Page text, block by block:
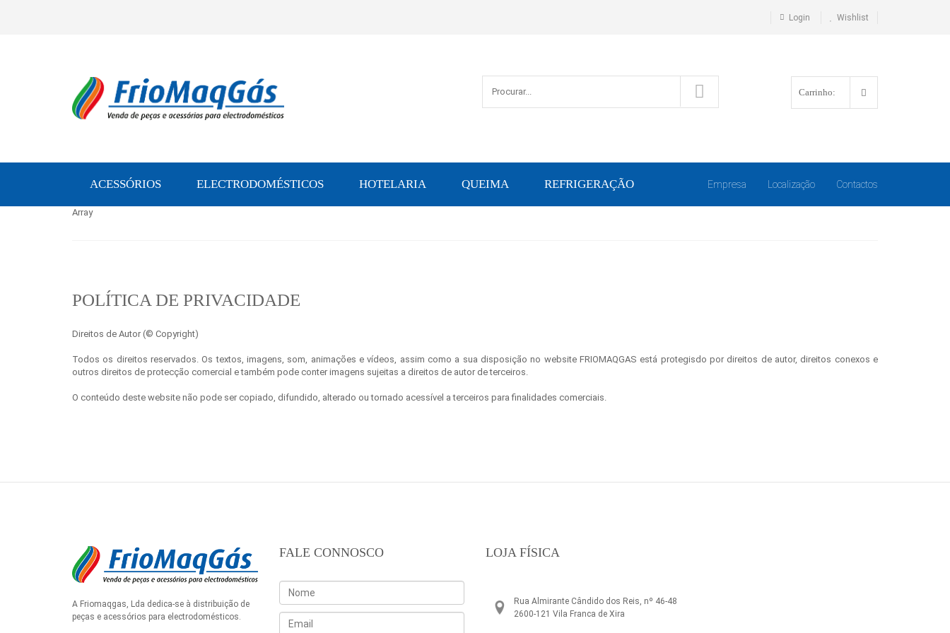
Login Wishlist
Carrinho:
ACESSÓRIOS ELECTRODOMÉSTICOS HOTELARIA QUEIMA REFRIGERAÇÃO Contactos
Localização
Empresa
Array
POLÍTICA DE PRIVACIDADE
Direitos de Autor (© Copyright)
Todos os direitos reservados. Os textos, imagens, som, animações e vídeos, assim como a sua disposição no website FRIOMAQGAS está protegisdo por direitos de autor, direitos conexos e
outros direitos de protecção comercial e também pode conter imagens sujeitas a direitos de autor de terceiros.
O conteúdo deste website não pode ser copiado, difundido, alterado ou tornado acessível a terceiros para finalidades comerciais.
A Friomaqgas, Lda dedica-se à distribuição de
peças e acessórios para electrodomésticos.
FALE CONNOSCO LOJA FÍSICA
Rua Almirante Cândido dos Reis, nº 46-48
2600-121 Vila Franca de Xira